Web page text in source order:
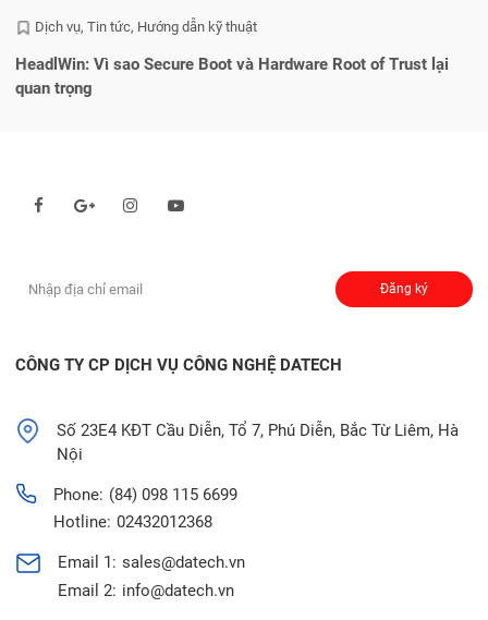
Dịch vụ Tin tức Hướng dẫn kỹ thuật
HeadlWin: Vì sao Secure Boot và Hardware Root of Trust lại
quan trọng
Đăng ký
CÔNG TY CP DỊCH VỤ CÔNG NGHỆ DATECH
Số 23E4 KĐT Cầu Diễn, Tổ 7, Phú Diễn, Bắc Từ Liêm, Hà
Nội
Phone: (84) 098 115 6699
Hotline: 02432012368
Email 1: sales@datech.vn
Email 2: info@datech.vn